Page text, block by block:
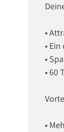
•
•
•
• 60
•